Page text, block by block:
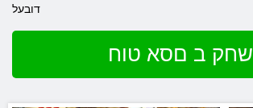
דובעל
שחק ב םסא טוח